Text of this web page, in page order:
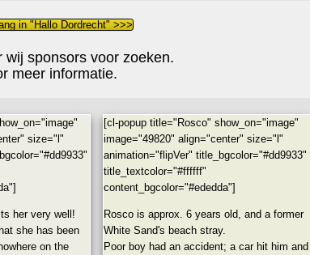
in "Hallo Dordrecht" >>>
sponsors voor zoeken.
meer informatie.
size="l"
her very well!
she has been
on the
[cl-popup title="Rosco" show_on="image"
image="49820" align="center" size="l"
animation="flipVer" title_bgcolor="#dd9933"
title_textcolor="#ffffff"
content_bgcolor="#ededda"]
Rosco is approx. 6 years old, and a former
White Sand's beach stray.
Poor boy had an accident; a car hit him and